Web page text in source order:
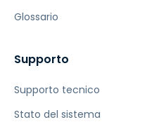
Glossario
Supporto
Supporto tecnico
Stato del sistema